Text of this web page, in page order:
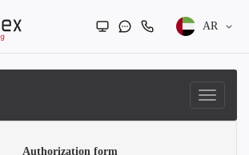
AR
Authorization form